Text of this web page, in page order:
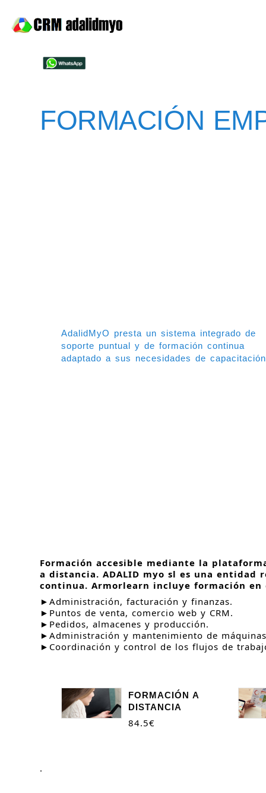
FORMACIÓN
AdalidMyO presta un sistema integrado de
soporte puntual y de formación continua
adaptado a sus necesidades de
Formación accesible mediante la
a distancia. ADALID myo sl es una
continua. Armorlearn incluye formación
►Administración, facturación y finanzas.
►Puntos de venta, comercio web y CRM.
►Pedidos, almacenes y producción.
►Administración y mantenimiento de
►Coordinación y control de los flujos de
FORMACIÓN A
DISTANCIA
84.5€
.